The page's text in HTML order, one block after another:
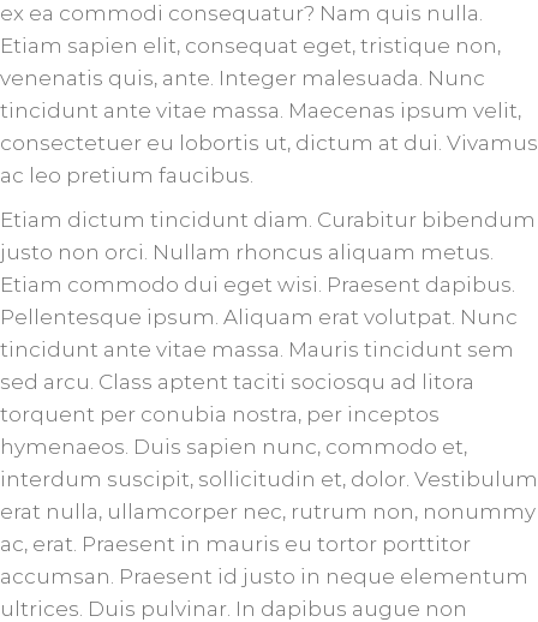
ex ea commodi consequatur? Nam quis nulla.
Etiam sapien elit, consequat eget, tristique non,
venenatis quis, ante. Integer malesuada. Nunc
tincidunt ante vitae massa. Maecenas ipsum velit,
consectetuer eu lobortis ut, dictum at dui. Vivamus
ac leo pretium faucibus.
Etiam dictum tincidunt diam. Curabitur bibendum
justo non orci. Nullam rhoncus aliquam metus.
Etiam commodo dui eget wisi. Praesent dapibus.
Pellentesque ipsum. Aliquam erat volutpat. Nunc
tincidunt ante vitae massa. Mauris tincidunt sem
sed arcu. Class aptent taciti sociosqu ad litora
torquent per conubia nostra, per inceptos
hymenaeos. Duis sapien nunc, commodo et,
interdum suscipit, sollicitudin et, dolor. Vestibulum
erat nulla, ullamcorper nec, rutrum non, nonummy
ac, erat. Praesent in mauris eu tortor porttitor
accumsan. Praesent id justo in neque elementum
ultrices. Duis pulvinar. In dapibus augue non